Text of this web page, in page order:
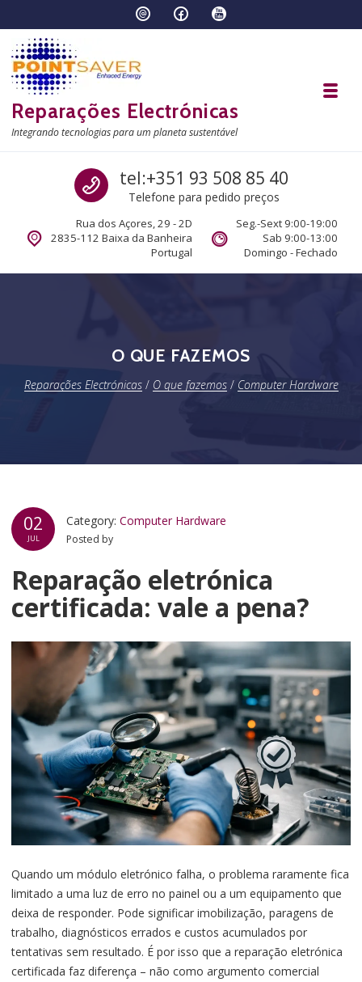
Reparações Electrónicas
Integrando tecnologias para um planeta sustentável
Call us
tel:+351 93 508 85 40
Telefone para pedido preços
Rua dos Açores, 29 - 2D
2835-112 Baixa da Banheira
Portugal
Seg.-Sext 9:00-19:00
Sab 9:00-13:00
Domingo - Fechado
O QUE FAZEMOS
Reparações Electrónicas/ O que fazemos/ Computer Hardware
02
JUL
Category:Computer Hardware
Posted by
Reparação eletrónica
certificada: vale a pena?
Quando um módulo eletrónico falha, o problema raramente fica
limitado a uma luz de erro no painel ou a um equipamento que
deixa de responder. Pode significar imobilização, paragens de
trabalho, diagnósticos errados e custos acumulados por
tentativas sem resultado. É por isso que a reparação eletrónica
certificada faz diferença – não como argumento comercial